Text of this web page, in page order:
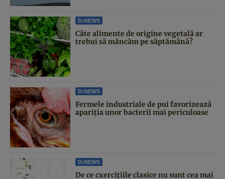
D:NEWS
Câte alimente de origine vegetală ar
trebui să mâncăm pe săptămână?
D:NEWS
Fermele industriale de pui favorizează
apariția unor bacterii mai periculoase
D:NEWS
De ce cxercițiile clasice nu sunt cea mai